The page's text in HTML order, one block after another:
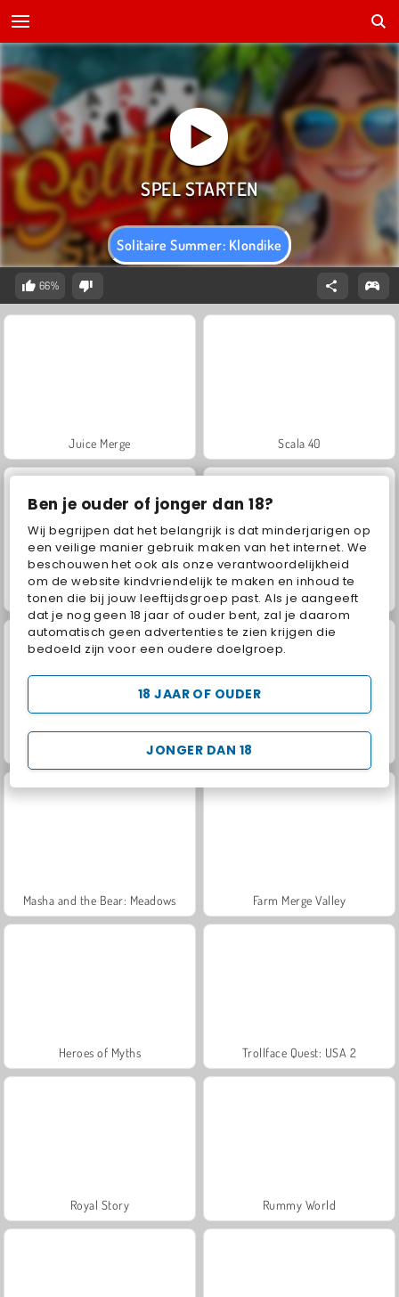
Ben je ouder of jonger dan 18?
Wij begrijpen dat het belangrijk is dat minderjarigen op
een veilige manier gebruik maken van het internet. We
beschouwen het ook als onze verantwoordelijkheid
om de website kindvriendelijk te maken en inhoud te
tonen die bij jouw leeftijdsgroep past. Als je aangeeft
dat je nog geen 18 jaar of ouder bent, zal je daarom
automatisch geen advertenties te zien krijgen die
bedoeld zijn voor een oudere doelgroep.
JONGER DAN 18
18 JAAR OF OUDER
Solitaire Summer: Klondike
66%
Juice Merge Scala 40
Solitaire Social Jewel Garden Story
Grand Mahjong Connect
Masha and the Bear: Meadows Farm Merge Valley
Heroes of Myths Trollface Quest: USA 2
Royal Story Rummy World